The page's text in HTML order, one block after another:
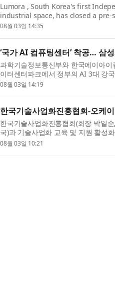
Lumora , South Korea's first
industrial space, has closed a
Kimberly —one of the nation’s
08월 03일 14:35
‘국가 AI 컴퓨팅센터’ 착공… 삼
과학기술정보통신부와 한국에이아
이터센터파크에서 정부의 AI 3대 강
공식을 개최하고 본격적인 건설에 착
08월 03일 14:19
한국기술사업화진흥협회-오케
한국기술사업화진흥협회(회장 박일
국)과 기술사업화 교육 및 지원 활성
오케이미디어그룹 최용국 대표이사와
08월 03일 10:21